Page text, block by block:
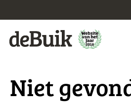
Niet
De Buik